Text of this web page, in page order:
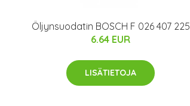
Öljynsuodatin BOSCH F 026 407 225
6.64 EUR
LISÄTIETOJA